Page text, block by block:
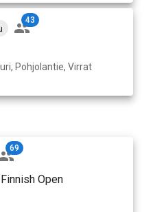
43
Pohjolantie, Virrat
69
Open